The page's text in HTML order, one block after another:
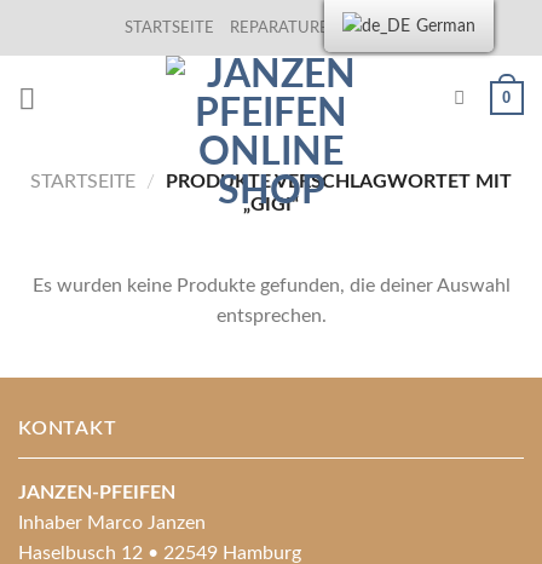
STARTSEITE REPARATUREN KONTAKT
0
STARTSEITE /
PRODUKTE VERSCHLAGWORTET MIT
„GIGI“
Es wurden keine Produkte gefunden, die deiner Auswahl
entsprechen.
KONTAKT
JANZEN-PFEIFEN
Inhaber Marco Janzen
Haselbusch 12 • 22549 Hamburg
German